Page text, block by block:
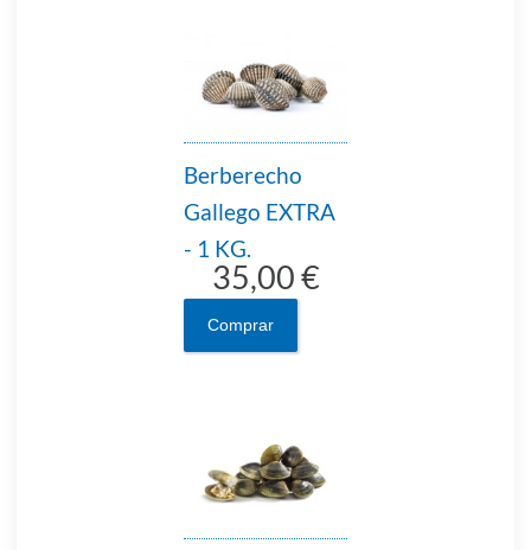
Berberecho
Gallego EXTRA
- 1 KG.
35,00 €
Comprar